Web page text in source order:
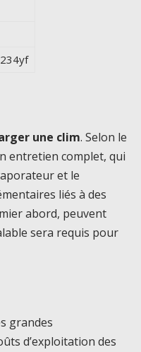
une clim. Selon le
entretien complet, qui
et le
liés à des
abord, peuvent
sera requis pour
grandes
d’exploitation des